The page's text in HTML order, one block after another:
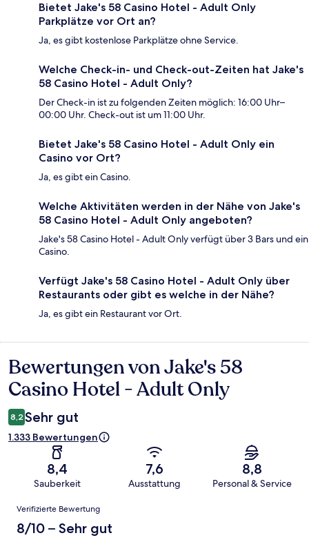
Bietet Jake's 58 Casino Hotel - Adult Only
Parkplätze vor Ort an?
Ja, es gibt kostenlose Parkplätze ohne Service.
Welche Check-in- und Check-out-Zeiten hat Jake's
58 Casino Hotel - Adult Only?
Der Check-in ist zu folgenden Zeiten möglich: 16:00 Uhr–
00:00 Uhr. Check-out ist um 11:00 Uhr.
Bietet Jake's 58 Casino Hotel - Adult Only ein
Casino vor Ort?
Ja, es gibt ein Casino.
Welche Aktivitäten werden in der Nähe von Jake's
58 Casino Hotel - Adult Only angeboten?
Jake's 58 Casino Hotel - Adult Only verfügt über 3 Bars und ein
Casino.
Verfügt Jake's 58 Casino Hotel - Adult Only über
Restaurants oder gibt es welche in der Nähe?
Ja, es gibt ein Restaurant vor Ort.
Bewertungen
Bewertungen von Jake's 58
Casino Hotel - Adult Only
8,2 Sehr gut
1.333 Bewertungen
8,4
Sauberkeit
7,6
Ausstattung
8,8
Personal & Service
Bewertungen
Verifizierte Bewertung
8/10 – Sehr gut